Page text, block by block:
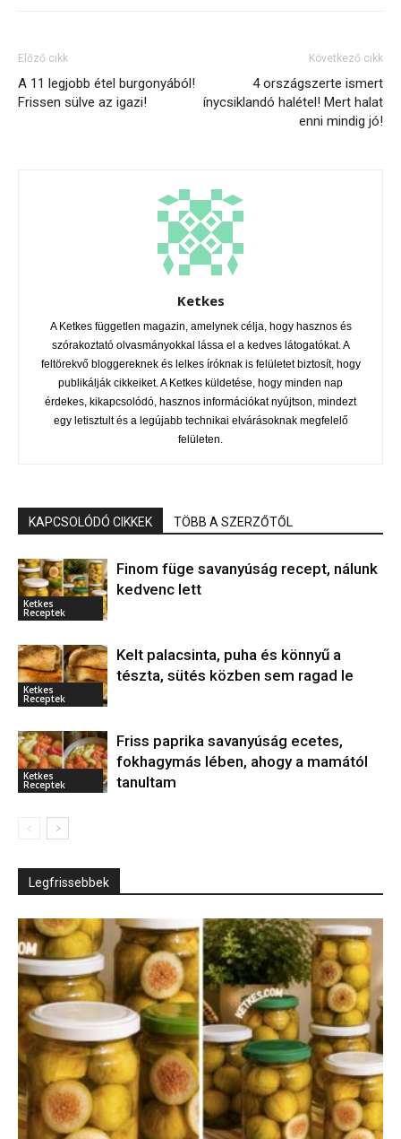
Előző cikk
A 11 legjobb étel burgonyából!
Frissen sülve az igazi!
Következő cikk
4 országszerte ismert
ínycsiklandó halétel! Mert halat
enni mindig jó!
Ketkes
A Ketkes független magazin, amelynek célja, hogy hasznos és
szórakoztató olvasmányokkal lássa el a kedves látogatókat. A
feltörekvő bloggereknek és lelkes íróknak is felületet biztosít, hogy
publikálják cikkeiket. A Ketkes küldetése, hogy minden nap
érdekes, kikapcsolódó, hasznos információkat nyújtson, mindezt
egy letisztult és a legújabb technikai elvárásoknak megfelelő
felületen.
KAPCSOLÓDÓ CIKKEK TÖBB A SZERZŐTŐL
Ketkes
Receptek
Finom füge savanyúság recept, nálunk
kedvenc lett
Ketkes
Receptek
Kelt palacsinta, puha és könnyű a
tészta, sütés közben sem ragad le
Ketkes
Receptek
Friss paprika savanyúság ecetes,
fokhagymás lében, ahogy a mamától
tanultam
Legfrissebbek